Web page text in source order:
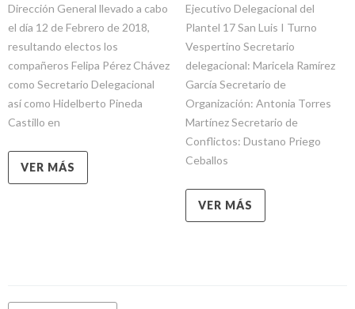
Dirección General llevado a cabo
el día 12 de Febrero de 2018,
resultando electos los
compañeros Felipa Pérez Chávez
como Secretario Delegacional
así como Hidelberto Pineda
Castillo en
VER MÁS
Ejecutivo Delegacional del
Plantel 17 San Luis I Turno
Vespertino Secretario
delegacional: Maricela Ramírez
García Secretario de
Organización: Antonia Torres
Martínez Secretario de
Conflictos: Dustano Priego
Ceballos
VER MÁS